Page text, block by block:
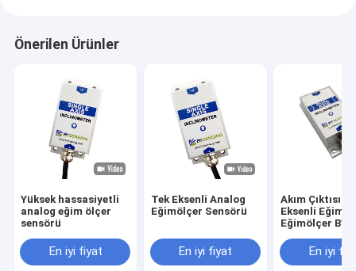
Önerilen Ürünler
Yüksek hassasiyetli
analog eğim ölçer
sensörü
En iyi fiyat
Tek Eksenli Analog
Eğimölçer Sensörü
En iyi fiyat
Akım Çıktısı
Eksenli
Eğimölçer
En iyi